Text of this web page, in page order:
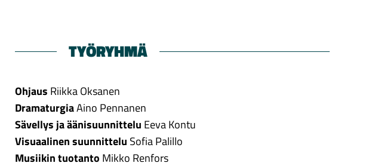
TYÖRYHMÄ
Ohjaus Riikka Oksanen
DramaturgiaAino Pennanen
Sävellys ja äänisuunnittelu Eeva Kontu
Visuaalinen suunnittelu Sofia Palillo
Musiikin tuotanto Mikko Renfors